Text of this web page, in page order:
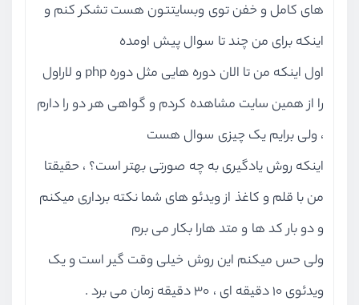
های کامل و خفن توی وبسایتتون هست تشکر کنم و
اینکه برای من چند تا سوال پیش اومده
اول اینکه من تا الان دوره هایی مثل دوره php و لاراول
را از همین سایت مشاهده کردم و گواهی هر دو را دارم
، ولی برایم یک چیزی سوال هست
اینکه روش یادگیری به چه صورتی بهتر است؟ ، حقیقتا
من با قلم و کاغذ از ویدئو های شما نکته برداری میکنم
و دو بار کد ها و متد هارا بکار می برم
ولی حس میکنم این روش خیلی وقت گیر است و یک
ویدئوی 10 دقیقه ای ، 30 دقیقه زمان می برد .